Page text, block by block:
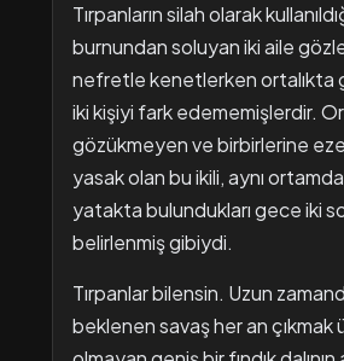
Tırpanların silah olarak
burnundan soluyan iki aile
nefretle kenetlerken ortalıkta
iki kişiyi fark edememişlerdir.
gözükmeyen ve birbirlerine
yasak olan bu ikili, aynı
yatakta bulundukları gece iki
belirlenmiş gibiydi.
Tırpanlar bilensin. Uzun
beklenen savaş her an çıkmak